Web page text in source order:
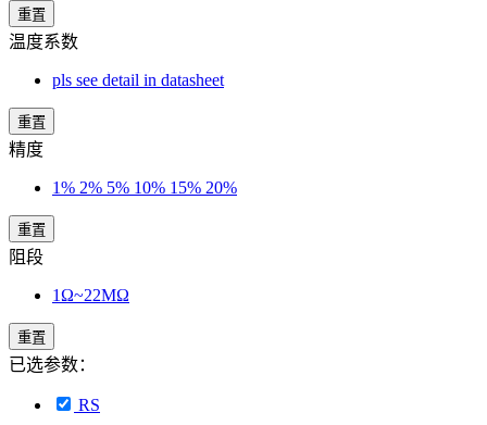
重置
温度系数
pls see detail in datasheet
重置
精度
1% 2% 5% 10% 15% 20%
重置
阻段
1Ω~22MΩ
重置
已选参数：
RS